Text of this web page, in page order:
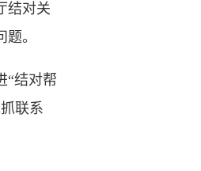
结对关
。
“结对帮
联系